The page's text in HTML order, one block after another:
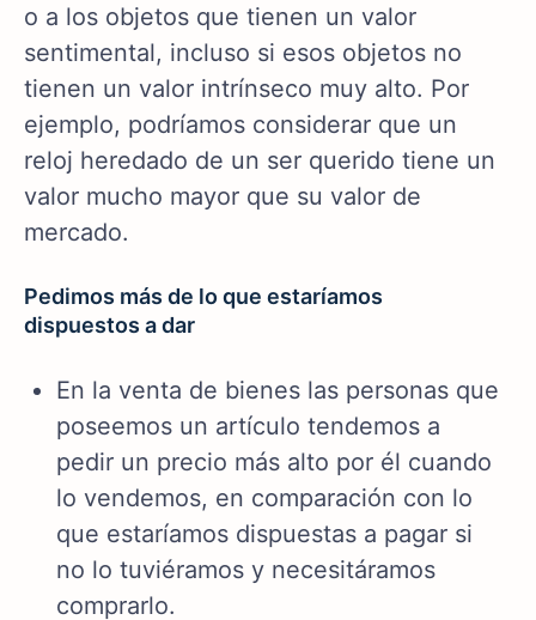
o a los objetos que tienen un valor
sentimental, incluso si esos objetos no
tienen un valor intrínseco muy alto. Por
ejemplo, podríamos considerar que un
reloj heredado de un ser querido tiene un
valor mucho mayor que su valor de
mercado.
Pedimos más de lo que estaríamos
dispuestos a dar
En la venta de bienes las personas que
poseemos un artículo tendemos a
pedir un precio más alto por él cuando
lo vendemos, en comparación con lo
que estaríamos dispuestas a pagar si
no lo tuviéramos y necesitáramos
comprarlo.